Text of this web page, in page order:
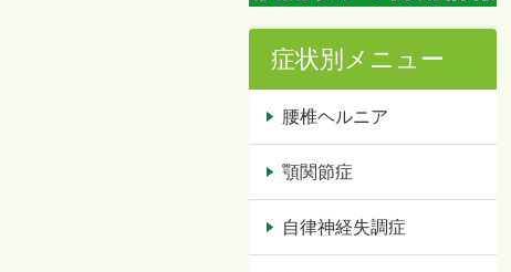
症状別メニュー
腰椎ヘルニア
顎関節症
自律神経失調症